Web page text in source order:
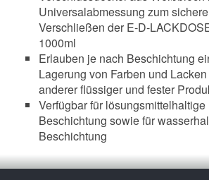
Universalabmessung zum
Verschließen der E-D-
1000ml
Erlauben je nach Beschichtung
Lagerung von Farben und
anderer flüssiger und fester
Verfügbar für
Beschichtung sowie für
Beschichtung